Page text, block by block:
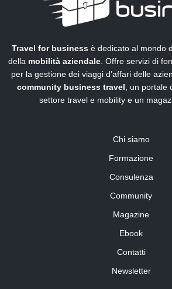
Travel for business è dedicato al mondo
della mobilità aziendale. Offre servizi di
per la gestione dei viaggi d’affari delle
community business travel, un portale
settore travel e mobility e un
Chi siamo
Formazione
Consulenza
Community
Magazine
Ebook
Contatti
Newsletter